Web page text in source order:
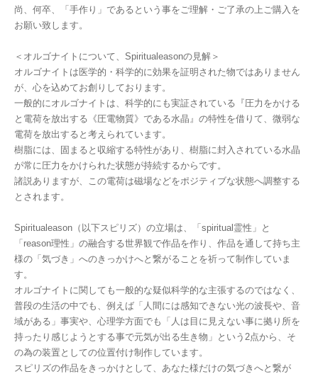
尚、何卒、「手作り」であるという事をご理解・ご了承の上ご購入を
お願い致します。
＜オルゴナイトについて、Spiritualeasonの見解＞
オルゴナイトは医学的・科学的に効果を証明された物ではありません
が、心を込めてお創りしております。
一般的にオルゴナイトは、科学的にも実証されている『圧力をかける
と電荷を放出する《圧電物質》である水晶』の特性を借りて、微弱な
電荷を放出すると考えられています。
樹脂には、固まると収縮する特性があり、樹脂に封入されている水晶
が常に圧力をかけられた状態が持続するからです。
諸説ありますが、この電荷は磁場などをポジティブな状態へ調整する
とされます。
Spiritualeason（以下スピリズ）の立場は、「spiritual霊性」と
「reason理性」の融合する世界観で作品を作り、作品を通して持ち主
様の「気づき」へのきっかけへと繋がることを祈って制作していま
す。
オルゴナイトに関しても一般的な疑似科学的な主張するのではなく、
普段の生活の中でも、例えば「人間には感知できない光の波長や、音
域がある」事実や、心理学方面でも「人は目に見えない事に拠り所を
持ったり感じようとする事で元気が出る生き物」という2点から、そ
の為の装置としての位置付け制作しています。
スピリズの作品をきっかけとして、あなた様だけの気づきへと繋が